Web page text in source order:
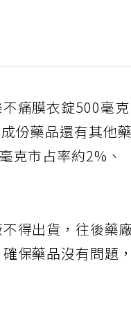
痛膜衣錠500毫克
份藥品還有其他藥
克市占率約2%、
得出貨，往後藥
保藥品沒有問題，